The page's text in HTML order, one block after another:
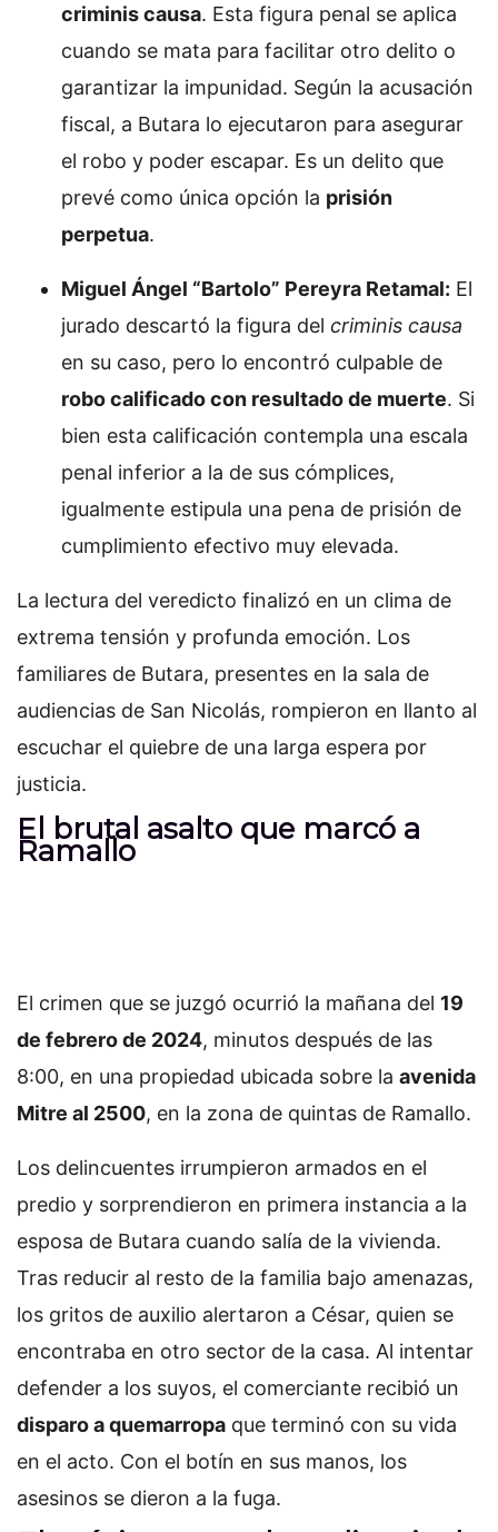
criminis causa. Esta figura penal se aplica
cuando se mata para facilitar otro delito o
garantizar la impunidad. Según la acusación
fiscal, a Butara lo ejecutaron para asegurar
el robo y poder escapar. Es un delito que
prevé como única opción la prisión
perpetua.
Miguel Ángel “Bartolo” Pereyra Retamal: El
jurado descartó la figura del criminis causa
en su caso, pero lo encontró culpable de
robo calificado con resultado de muerte. Si
bien esta calificación contempla una escala
penal inferior a la de sus cómplices,
igualmente estipula una pena de prisión de
cumplimiento efectivo muy elevada.
La lectura del veredicto finalizó en un clima de
extrema tensión y profunda emoción. Los
familiares de Butara, presentes en la sala de
audiencias de San Nicolás, rompieron en llanto al
escuchar el quiebre de una larga espera por
justicia.
El brutal asalto que marcó a
Ramallo
El crimen que se juzgó ocurrió la mañana del 19
de febrero de 2024, minutos después de las
8:00, en una propiedad ubicada sobre la avenida
Mitre al 2500, en la zona de quintas de Ramallo.
Los delincuentes irrumpieron armados en el
predio y sorprendieron en primera instancia a la
esposa de Butara cuando salía de la vivienda.
Tras reducir al resto de la familia bajo amenazas,
los gritos de auxilio alertaron a César, quien se
encontraba en otro sector de la casa. Al intentar
defender a los suyos, el comerciante recibió un
disparo a quemarropa que terminó con su vida
en el acto. Con el botín en sus manos, los
asesinos se dieron a la fuga.